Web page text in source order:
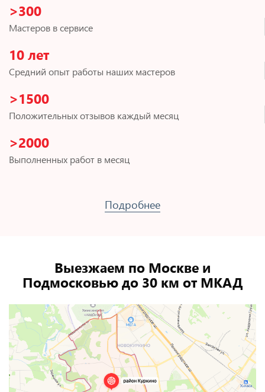
>300
Мастеров в сервисе
10 лет
Средний опыт работы наших мастеров
>1500
Положительных отзывов каждый месяц
>2000
Выполненных работ в месяц
Подробнее
Выезжаем по Москве и
Подмосковью до 30 км от МКАД